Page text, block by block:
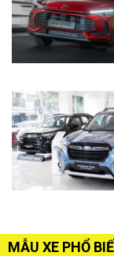
MẪU XE PHỔ